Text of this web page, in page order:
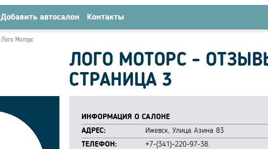
Добавить автосалон Контакты
Лого Моторс
ЛОГО МОТОРС -
СТРАНИЦА 3
ИНФОРМАЦИЯ О САЛОНЕ
АДРЕС:
Ижевск, Улица Азина 83
ТЕЛЕФОН:
+7-(341)-220-97-38.